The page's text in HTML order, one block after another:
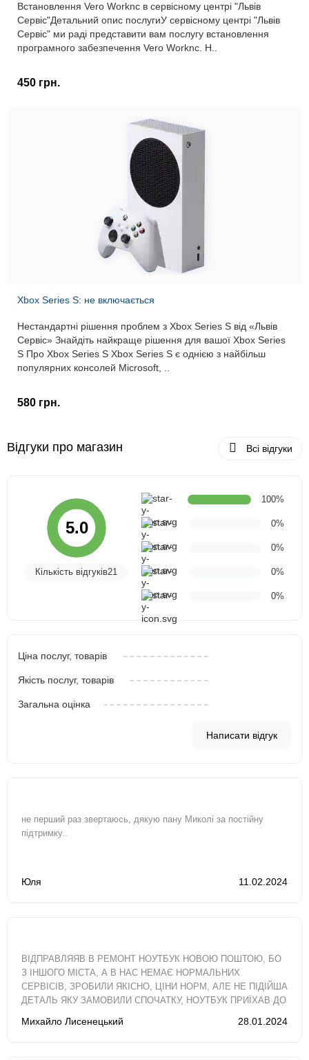
Встановлення Vero Worknc в сервісному центрі "Львів
Сервіс"Детальний опис послугиУ сервісному центрі "Львів
Сервіс" ми раді представити вам послугу встановлення
програмного забезпечення Vero Worknc. Н..
450 грн.
Xbox Series S: не включається
Нестандартні рішення проблем з Xbox Series S від «Львів
Сервіс» Знайдіть найкраще рішення для вашої Xbox Series
S Про Xbox Series S Xbox Series S є однією з найбільш
популярних консолей Microsoft, ..
580 грн.
Відгуки про магазин Всі відгуки
5.0
Кількість відгуків21
100%
0%
0%
0%
0%
Ціна послуг, товарів
Якість послуг, товарів
Загальна оцінка
Написати відгук
не перший раз звертаюсь, дякую пану Миколі за постійну
підтримку..
Юля 11.02.2024
ВІДПРАВЛЯЯВ В РЕМОНТ НОУТБУК НОВОЮ ПОШТОЮ, БО
З ІНШОГО МІСТА, А В НАС НЕМАЄ НОРМАЛЬНИХ
СЕРВІСІВ, ЗРОБИЛИ ЯКІСНО, ЦІНИ НОРМ, АЛЕ НЕ ПІДІЙША
ДЕТАЛЬ ЯКУ ЗАМОВИЛИ СПОЧАТКУ, НОУТБУК ПРИЇХАВ ДО
Михайло Лисенецький 28.01.2024